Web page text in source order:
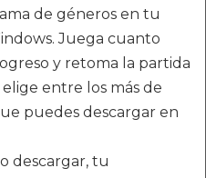
de géneros en tu
Juega cuanto
y retoma la partida
entre los más de
puedes descargar en
descargar, tu